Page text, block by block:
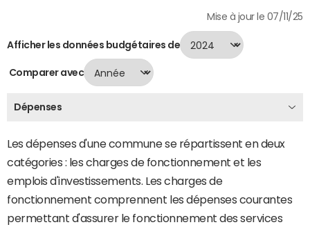
Mise à jour le 07/11/25
Afficher les données budgétaires de
Comparer avec
Dépenses
Les dépenses d'une commune se répartissent en deux
catégories : les charges de fonctionnement et les
emplois d'investissements. Les charges de
fonctionnement comprennent les dépenses courantes
permettant d'assurer le fonctionnement des services